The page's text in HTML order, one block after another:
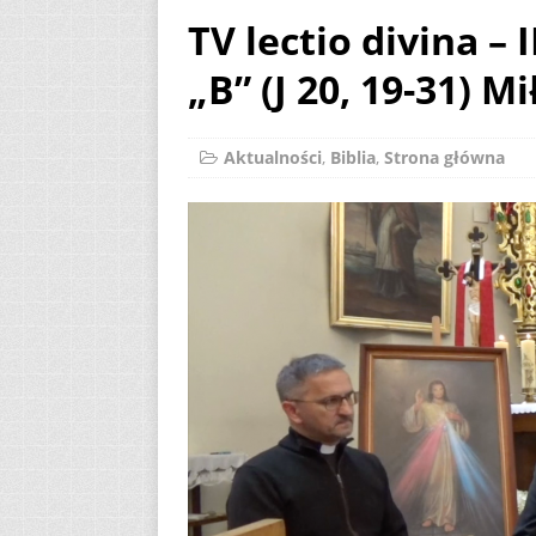
AKTUALNOŚCI
[ 2 sierpnia 2026 ]
(Mt 14, 22-33)
TV lectio divina –
„B” (J 20, 19-31)
Aktualności, Biblia, Strona główna